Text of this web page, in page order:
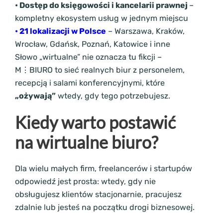
• Dostęp do księgowości i kancelarii prawnej –
kompletny ekosystem usług w jednym miejscu
• 21 lokalizacji w Polsce – Warszawa, Kraków,
Wrocław, Gdańsk, Poznań, Katowice i inne
Słowo „wirtualne” nie oznacza tu fikcji –
M⋮BIURO to sieć realnych biur z personelem,
recepcją i salami konferencyjnymi, które
„ożywają”wtedy, gdy tego potrzebujesz.
Kiedy warto postawić
na wirtualne biuro?
Dla wielu małych firm, freelancerów i startupów
odpowiedź jest prosta: wtedy, gdy nie
obsługujesz klientów stacjonarnie, pracujesz
zdalnie lub jesteś na początku drogi biznesowej.